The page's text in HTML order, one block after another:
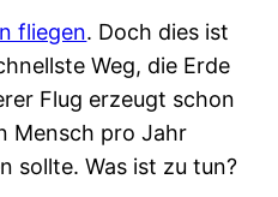
fliegen. Doch dies ist
Weg, die Erde
Flug erzeugt schon
Mensch pro Jahr
sollte. Was ist zu tun?